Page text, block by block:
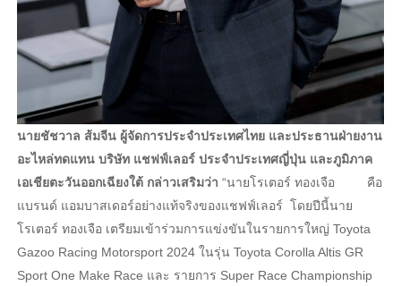
นายชัชวาล ส้มจีน ผู้จัดการประจำประเทศไทย และประธานฝ่ายงาน
อะไหล่ทดแทน บริษัท แชฟฟ์เลอร์ ประจำประเทศญี่ปุ่น และภูมิภาค
เอเชียตะวันออกเฉียงใต้ กล่าวเสริมว่า “นายโรเตอร์ ทองเจือ คือ
แบรนด์ แอมบาสเดอร์อย่างแท้จริงของแชฟฟ์เลอร์ โดยปีนี้นาย
โรเตอร์ ทองเจือ เตรียมเข้าร่วมการแข่งขันในรายการใหญ่ Toyota
Gazoo Racing Motorsport 2024 ในรุ่น Toyota Corolla Altis GR
Sport One Make Race และ รายการ Super Race Championship